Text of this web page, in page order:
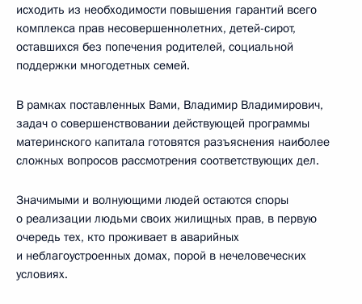
исходить из необходимости повышения гарантий всего
комплекса прав несовершеннолетних, детей-сирот,
оставшихся без попечения родителей, социальной
поддержки многодетных семей.
В рамках поставленных Вами, Владимир Владимирович,
задач о совершенствовании действующей программы
материнского капитала готовятся разъяснения наиболее
сложных вопросов рассмотрения соответствующих дел.
Значимыми и волнующими людей остаются споры
о реализации людьми своих жилищных прав, в первую
очередь тех, кто проживает в аварийных
и неблагоустроенных домах, порой в нечеловеческих
условиях.